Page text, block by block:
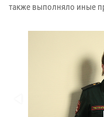
также выполняло иные